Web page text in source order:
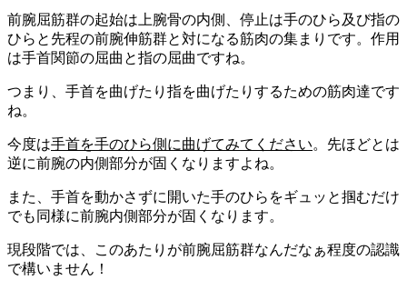
前腕屈筋群の起始は上腕骨の内側、 停止は手のひら及び指の
ひらと先程の前腕伸筋群と対になる筋肉の集まり です。 作用
は手首関節の屈曲と指の屈曲ですね。
つまり、 手首を曲げたり指を曲げたりするための筋肉達です
ね。
今度は手首を手のひら側に曲げてみてください。先ほどとは
逆に前腕の内側部分が固くなりますよね。
また、手首を動かさずに開いた手のひらをギュッと掴むだけ
でも同様に前腕内側部分が固くなります。
現段階では、このあたりが前腕屈筋群なんだなぁ程度の認識
で構いません！